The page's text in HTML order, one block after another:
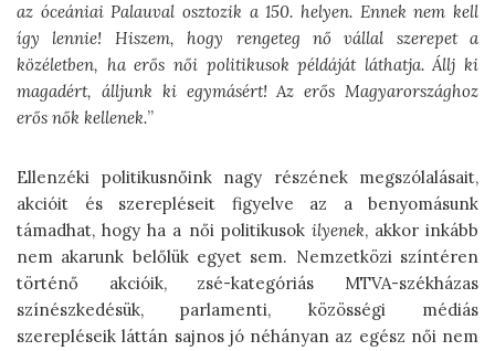
az óceániai Palauval osztozik a 150. helyen. Ennek nem kell
így lennie! Hiszem, hogy rengeteg nő vállal szerepet a
közéletben, ha erős női politikusok példáját láthatja. Állj ki
magadért, álljunk ki egymásért! Az erős Magyarországhoz
erős nők kellenek.”
Ellenzéki politikusnőink nagy részének megszólalásait,
akcióit és szerepléseit figyelve az a benyomásunk
támadhat, hogy ha a női politikusok ilyenek, akkor inkább
nem akarunk belőlük egyet sem. Nemzetközi színtéren
történő akcióik, zsé-kategóriás MTVA-székházas
színészkedésük, parlamenti, közösségi médiás
szerepléseik láttán sajnos jó néhányan az egész női nem